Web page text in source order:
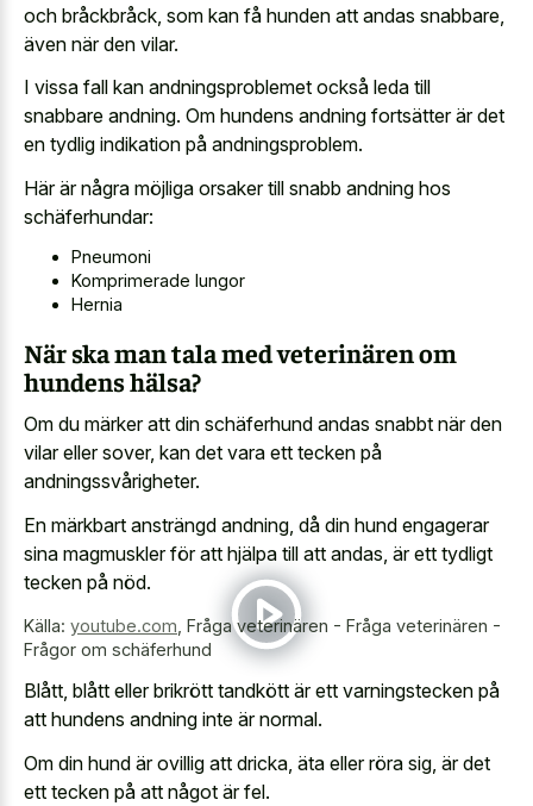
och bråckbråck, som kan få hunden att andas snabbare,
även när den vilar.
I vissa fall kan andningsproblemet också leda till
snabbare andning. Om hundens andning fortsätter är det
en tydlig indikation på andningsproblem.
Här är några möjliga orsaker till snabb andning hos
schäferhundar:
Pneumoni
Komprimerade lungor
Hernia
När ska man tala med veterinären om
hundens hälsa?
Om du märker att din schäferhund andas snabbt när den
vilar eller sover, kan det vara ett tecken på
andningssvårigheter.
En märkbart ansträngd andning, då din hund engagerar
sina magmuskler för att hjälpa till att andas, är ett tydligt
tecken på nöd.
Källa: youtube.com Fråga veterinären - Fråga veterinären -
Frågor om schäferhund
Blått, blått eller brikrött tandkött är ett varningstecken på
att hundens andning inte är normal.
Om din hund är ovillig att dricka, äta eller röra sig, är det
ett tecken på att något är fel.